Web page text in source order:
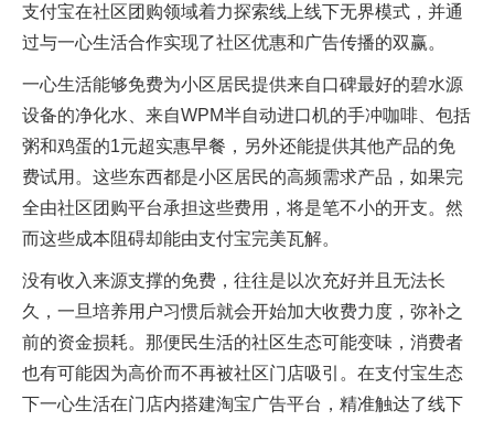
支付宝在社区团购领域着力探索线上线下无界模式，并通
过与一心生活合作实现了社区优惠和广告传播的双赢。
一心生活能够免费为小区居民提供来自口碑最好的碧水源
设备的净化水、来自WPM半自动进口机的手冲咖啡、包括
粥和鸡蛋的1元超实惠早餐，另外还能提供其他产品的免
费试用。这些东西都是小区居民的高频需求产品，如果完
全由社区团购平台承担这些费用，将是笔不小的开支。然
而这些成本阻碍却能由支付宝完美瓦解。
没有收入来源支撑的免费，往往是以次充好并且无法长
久，一旦培养用户习惯后就会开始加大收费力度，弥补之
前的资金损耗。那便民生活的社区生态可能变味，消费者
也有可能因为高价而不再被社区门店吸引。在支付宝生态
下一心生活在门店内搭建淘宝广告平台，精准触达了线下